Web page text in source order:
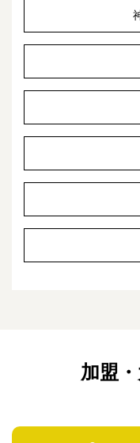
加盟